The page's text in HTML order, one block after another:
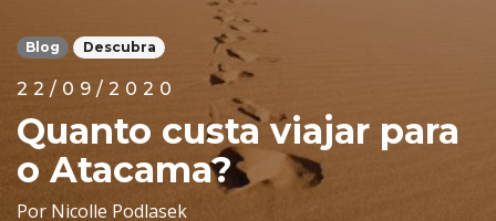
Blog Descubra
22/09/2020
Quanto custa viajar para
o Atacama?
Por Nicolle Podlasek